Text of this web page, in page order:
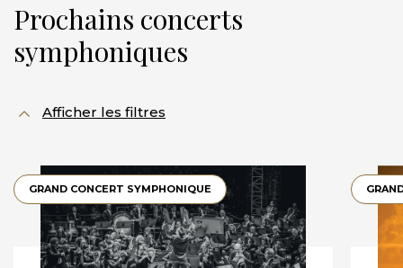
Prochains concerts
symphoniques
Afficher les filtres
GRAND CONCERT SYMPHONIQUE